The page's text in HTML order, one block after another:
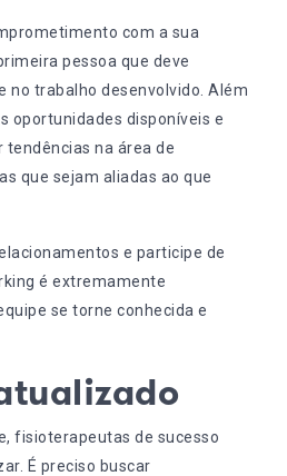
com a sua
pessoa que deve
no trabalho desenvolvido. Além
oportunidades disponíveis e
tendências na área de
que sejam aliadas ao que
e participe de
é extremamente
se torne conhecida e
fisioterapeutas de sucesso
É preciso buscar